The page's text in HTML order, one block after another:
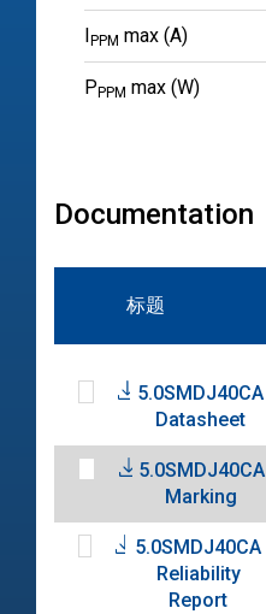
PPM max (A)
P PPM max (W)
Documentation
标题
5.0SMDJ40CA
Datasheet
5.0SMDJ40CA
Marking
5.0SMDJ40CA
Reliability
Report